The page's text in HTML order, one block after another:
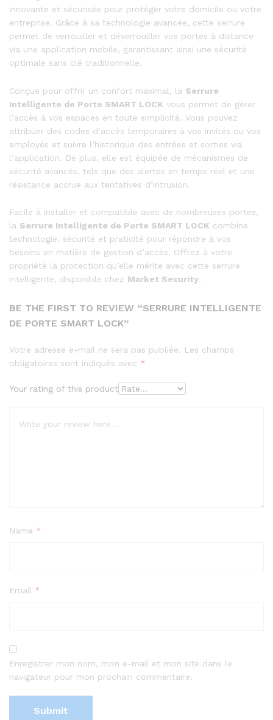
innovante et sécurisée pour protéger votre domicile ou votre
entreprise. Grâce à sa technologie avancée, cette serrure
permet de verrouiller et déverrouiller vos portes à distance
via une application mobile, garantissant ainsi une sécurité
optimale sans clé traditionnelle.
Conçue pour offrir un confort maximal, la Serrure
Intelligente de Porte SMART LOCK vous permet de gérer
l’accès à vos espaces en toute simplicité. Vous pouvez
attribuer des codes d’accès temporaires à vos invités ou vos
employés et suivre l’historique des entrées et sorties via
l’application. De plus, elle est équipée de mécanismes de
sécurité avancés, tels que des alertes en temps réel et une
résistance accrue aux tentatives d’intrusion.
Facile à installer et compatible avec de nombreuses portes,
la Serrure Intelligente de Porte SMART LOCK combine
technologie, sécurité et praticité pour répondre à vos
besoins en matière de gestion d’accès. Offrez à votre
propriété la protection qu’elle mérite avec cette serrure
intelligente, disponible chez Market Security.
BE THE FIRST TO REVIEW “SERRURE INTELLIGENTE
DE PORTE SMART LOCK”
Votre adresse e-mail ne sera pas publiée. Les champs
obligatoires sont indiqués avec *
Your rating of this product
Name *
Email *
Enregistrer mon nom, mon e-mail et mon site dans le
navigateur pour mon prochain commentaire.